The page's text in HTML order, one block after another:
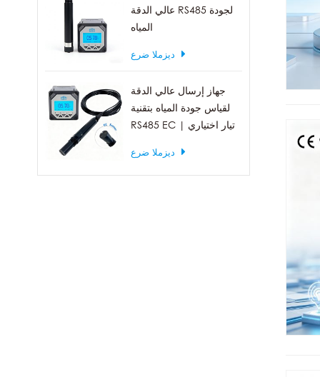
عالي الدقة RS485 لجودة
المياه
ديزملا ضرع
جهاز إرسال عالي الدقة
لقياس جودة المياه بتقنية
RS485 EC | تيار اختياري
ديزملا ضرع